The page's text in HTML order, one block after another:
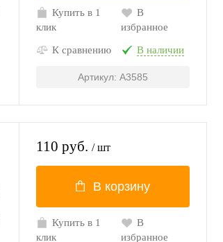
Купить в 1
клик
В
избранное
К сравнению В наличии
Артикул: A3585
110 руб. / шт
В корзину
Купить в 1
клик
В
избранное